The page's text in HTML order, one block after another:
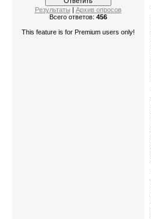
Результаты | Архив опросов
Всего ответов: 456
This feature is for Premium users only!